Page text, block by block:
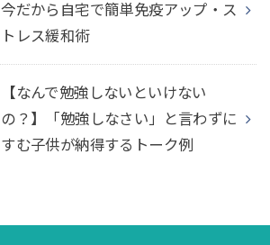
今だから自宅で簡単免疫アップ・ス
トレス緩和術
【なんで勉強しないといけない
の？】「勉強しなさい」と言わずに
すむ子供が納得するトーク例